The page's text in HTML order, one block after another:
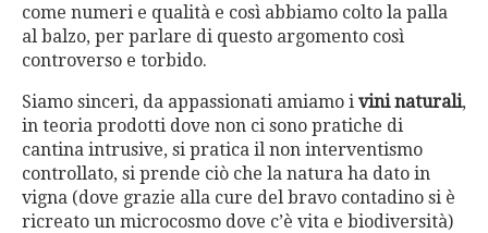
come numeri e qualità e così abbiamo colto la palla
al balzo, per parlare di questo argomento così
controverso e torbido.
Siamo sinceri, da appassionati amiamo i vini naturali,
in teoria prodotti dove non ci sono pratiche di
cantina intrusive, si pratica il non interventismo
controllato, si prende ciò che la natura ha dato in
vigna (dove grazie alla cure del bravo contadino si è
ricreato un microcosmo dove c’è vita e biodiversità)